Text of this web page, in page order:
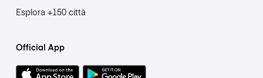
Esplora +150 città
Official App